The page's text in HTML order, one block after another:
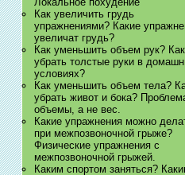
Как увеличить грудь
упражнениями? Какие
увеличат грудь?
Как уменьшить объем рук? Как
убрать толстые руки в
условиях?
Как уменьшить объем тела?
убрать живот и бока?
объемы, а не вес.
Какие упражнения можно
при межпозвоночной грыже?
Физические упражнения с
межпозвоночной грыжей.
Каким спортом заняться?